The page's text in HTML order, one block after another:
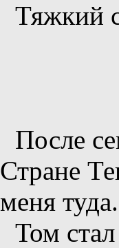
Тяжкий
После
Стране
меня туда.
Том